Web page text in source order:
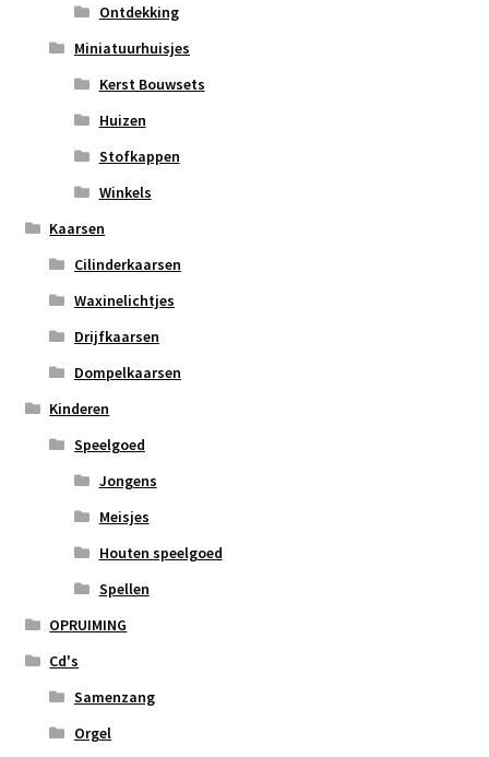
Ontdekking
Miniatuurhuisjes
Kerst Bouwsets
Huizen
Stofkappen
Winkels
Kaarsen
Cilinderkaarsen
Waxinelichtjes
Drijfkaarsen
Dompelkaarsen
Kinderen
Speelgoed
Jongens
Meisjes
Houten speelgoed
Spellen
OPRUIMING
Cd's
Samenzang
Orgel